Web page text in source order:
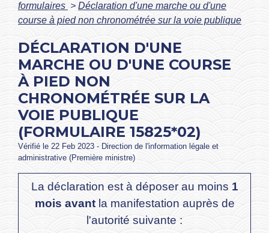
formulaires > Déclaration d'une marche ou d'une
course à pied non chronométrée sur la voie publique
DÉCLARATION D'UNE
MARCHE OU D'UNE COURSE
À PIED NON
CHRONOMÉTRÉE SUR LA
VOIE PUBLIQUE
(FORMULAIRE 15825*02)
Vérifié le 22 Feb 2023 - Direction de l'information légale et
administrative (Première ministre)
La déclaration est à déposer au moins 1
mois avantla manifestation auprès de
l'autorité suivante :